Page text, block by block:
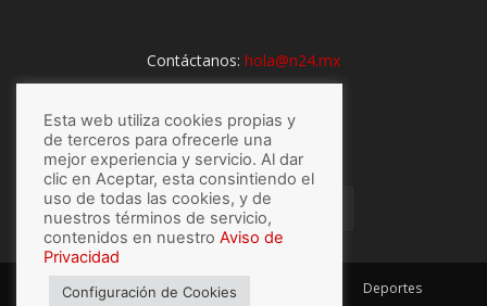
Contáctanos: hola@n24.mx
SÍGUENOS
México Mundo Economía
Deportes
Esta web utiliza cookies propias y
de terceros para ofrecerle una
mejor experiencia y servicio. Al dar
clic en Aceptar, esta consintiendo el
uso de todas las cookies, y de
nuestros términos de servicio,
contenidos en nuestro Aviso de
Privacidad
Configuración de Cookies